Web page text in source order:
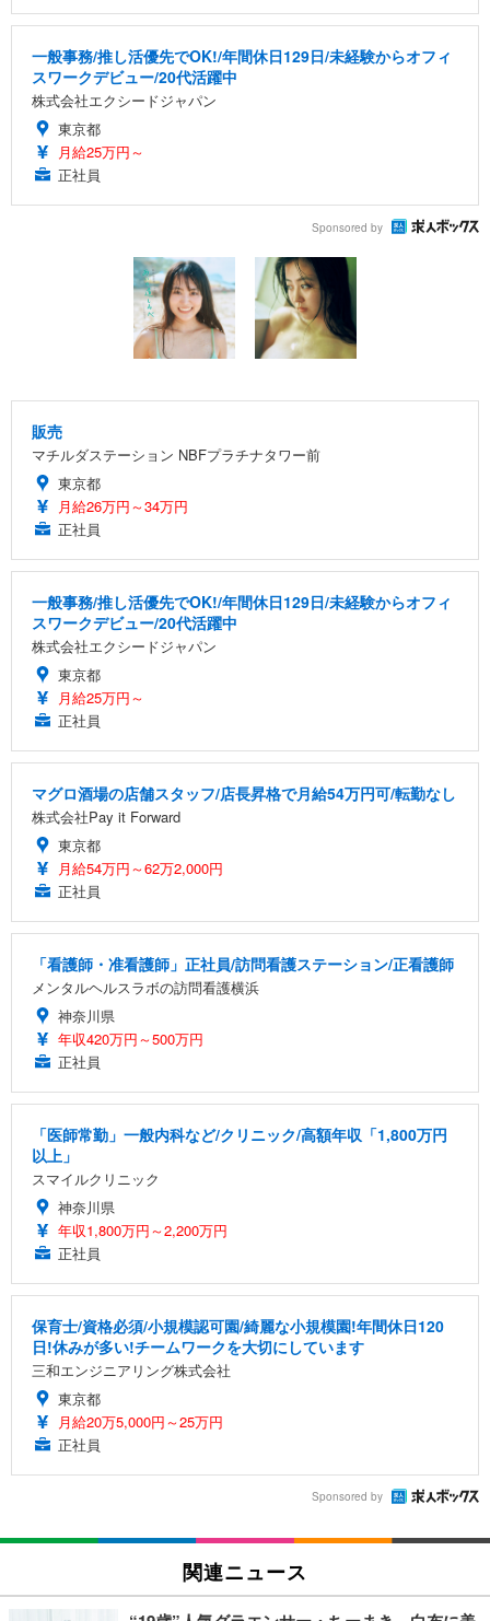
一般事務/推し活優先でOK!/年間休日129日/未経験からオフィ
スワークデビュー/20代活躍中
株式会社エクシードジャパン
東京都
月給25万円～
正社員
Sponsored by
販売
マチルダステーション NBFプラチナタワー前
東京都
月給26万円～34万円
正社員
一般事務/推し活優先でOK!/年間休日129日/未経験からオフィ
スワークデビュー/20代活躍中
株式会社エクシードジャパン
東京都
月給25万円～
正社員
マグロ酒場の店舗スタッフ/店長昇格で月給54万円可/転勤なし
株式会社Pay it Forward
東京都
月給54万円～62万2,000円
正社員
「看護師・准看護師」正社員/訪問看護ステーション/正看護師
メンタルヘルスラボの訪問看護横浜
神奈川県
年収420万円～500万円
正社員
「医師常勤」一般内科など/クリニック/高額年収「1,800万円
以上」
スマイルクリニック
神奈川県
年収1,800万円～2,200万円
正社員
保育士/資格必須/小規模認可園/綺麗な小規模園!年間休日120
日!休みが多い!チームワークを大切にしています
三和エンジニアリング株式会社
東京都
月給20万5,000円～25万円
正社員
Sponsored by
関連ニュース